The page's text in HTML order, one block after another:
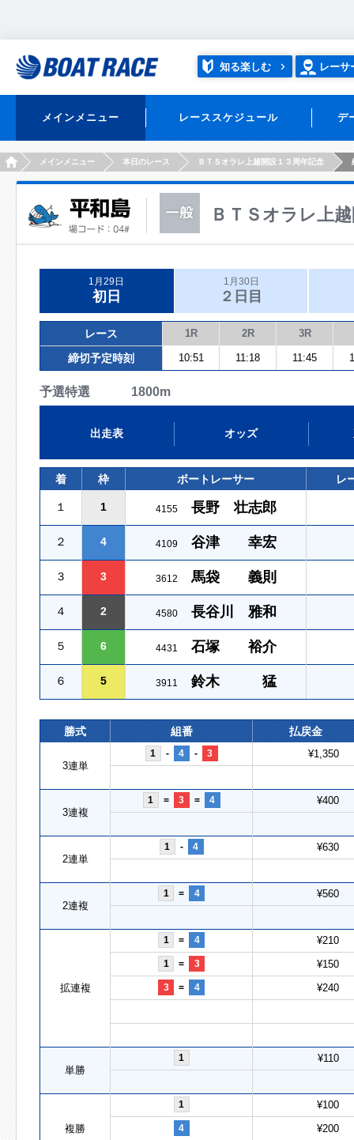
知る楽しむ レーサ
メインメニュー レーススケジュール デ
HOMEメインメニュー 本日のレース ＢＴＳオラレ上越開設１３周年記念
ＢＴＳオラレ上
1月29日
初日
1月30日
２日目
レース 1R 2R 3R
締切予定時刻 10:51 11:18 11:45
予選特選 1800m
出走表 オッズ
着 枠 ボートレーサー レ
１ 1 4155 長野 壮志郎
２ 4 4109 谷津 幸宏
３ 3 3612 馬袋 義則
４ 2 4580 長谷川 雅和
５ 6 4431 石塚 裕介
６ 5 3911 鈴木 猛
勝式 組番 払戻金
3連単
1 - 4 - 3 ¥1,350
3連複
1 = 3 = 4 ¥400
2連単
1 - 4 ¥630
2連複
1 = 4 ¥560
拡連複
1 = 4 ¥210
1 = 3 ¥150
3 = 4 ¥240
単勝
1 ¥110
複勝
1 ¥100
4 ¥200